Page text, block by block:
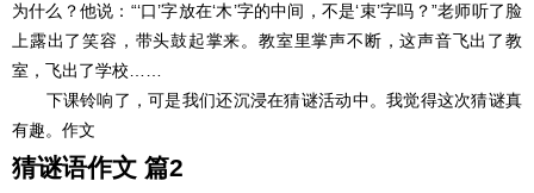
为什么？他说：“‘口’字放在‘木’字的中间，不是‘束’字吗？”老师听了脸
上露出了笑容，带头鼓起掌来。教室里掌声不断，这声音飞出了教
室，飞出了学校……
下课铃响了，可是我们还沉浸在猜谜活动中。我觉得这次猜谜真
有趣。作文
猜谜语作文 篇2